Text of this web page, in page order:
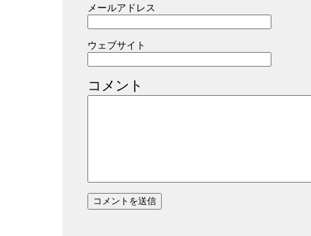
メールアドレス
ウェブサイト
コメント